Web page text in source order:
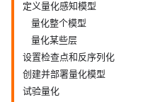
定义量化感知模型
量化整个模型
量化某些层
设置检查点和反序列化
创建并部署量化模型
试验量化